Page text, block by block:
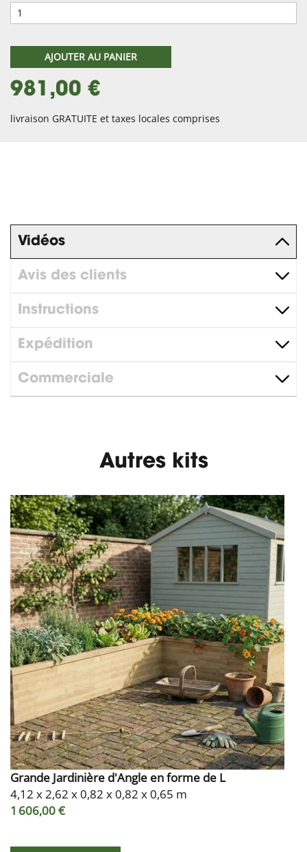
AJOUTER AU PANIER
981,00 €
livraison GRATUITE et taxes locales comprises
Vidéos
Avis des clients
Instructions
Expédition
Commerciale
Autres kits
Grande Jardinière d'Angle en forme de L
4,12 x 2,62 x 0,82 x 0,82 x 0,65 m
1 606,00 €